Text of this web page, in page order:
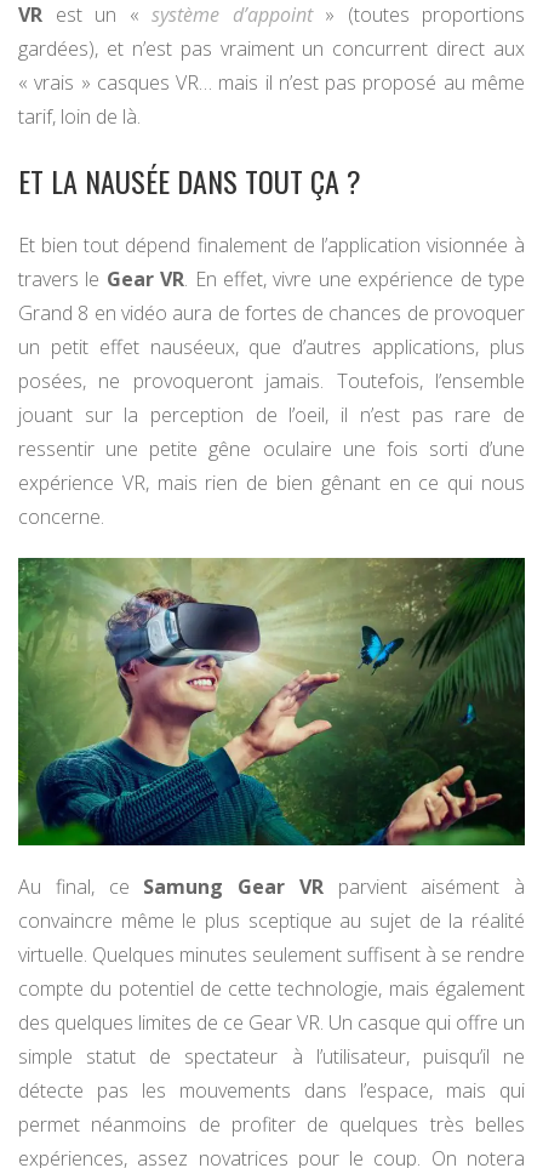
VR est un « système d’appoint» (toutes proportions
gardées), et n’est pas vraiment un concurrent direct aux
« vrais » casques VR… mais il n’est pas proposé au même
tarif, loin de là.
ET LA NAUSÉE DANS TOUT ÇA ?
Et bien tout dépend finalement de l’application visionnée à
travers le Gear VR. En effet, vivre une expérience de type
Grand 8 en vidéo aura de fortes de chances de provoquer
un petit effet nauséeux, que d’autres applications, plus
posées, ne provoqueront jamais. Toutefois, l’ensemble
jouant sur la perception de l’oeil, il n’est pas rare de
ressentir une petite gêne oculaire une fois sorti d’une
expérience VR, mais rien de bien gênant en ce qui nous
concerne.
Au final, ce Samung Gear VRparvient aisément à
convaincre même le plus sceptique au sujet de la réalité
virtuelle. Quelques minutes seulement suffisent à se rendre
compte du potentiel de cette technologie, mais également
des quelques limites de ce Gear VR. Un casque qui offre un
simple statut de spectateur à l’utilisateur, puisqu’il ne
détecte pas les mouvements dans l’espace, mais qui
permet néanmoins de profiter de quelques très belles
expériences, assez novatrices pour le coup. On notera